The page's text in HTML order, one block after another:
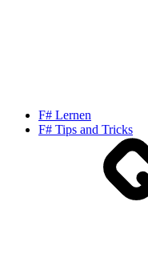
F# Lernen
F# Tips and Tricks